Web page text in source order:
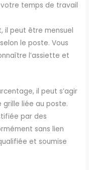
temps de travail
il peut être mensuel
le poste. Vous
l’assiette et
il peut s’agir
grille liée au poste.
par des
sans lien
et soumise